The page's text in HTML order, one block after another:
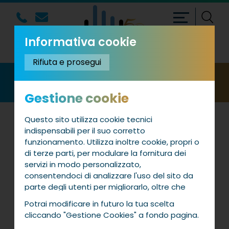
DOCENTI
Prof.ssa Emanuela
Valmaggi
Curriculum vitae
CONTATTAMI
Informativa cookie
Rifiuta e prosegui
Gestione cookie
Questo sito utilizza cookie tecnici
indispensabili per il suo corretto
funzionamento. Utilizza inoltre cookie, propri o
di terze parti, per modulare la fornitura dei
servizi in modo personalizzato,
consentendoci di analizzare l'uso del sito da
parte degli utenti per migliorarlo, oltre che
proposte o messaggi pubblicitari. Puoi
accettare tutti i cookie da noi utilizzati, o
Potrai modificare in futuro la tua scelta
cliccando "Gestione Cookies" a fondo pagina.